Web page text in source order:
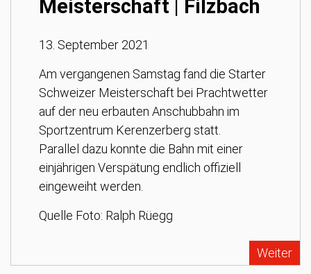
Meisterschaft | Filzbach
13. September 2021
Am vergangenen Samstag fand die Starter
Schweizer Meisterschaft bei Prachtwetter
auf der neu erbauten Anschubbahn im
Sportzentrum Kerenzerberg statt.
Parallel dazu konnte die Bahn mit einer
einjährigen Verspätung endlich offiziell
eingeweiht werden.
Quelle Foto: Ralph Rüegg
Weiter